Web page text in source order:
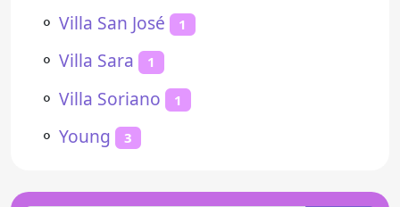
⚬ Villa San José 1
⚬ Villa Sara 1
⚬ Villa Soriano 1
⚬ Young 3